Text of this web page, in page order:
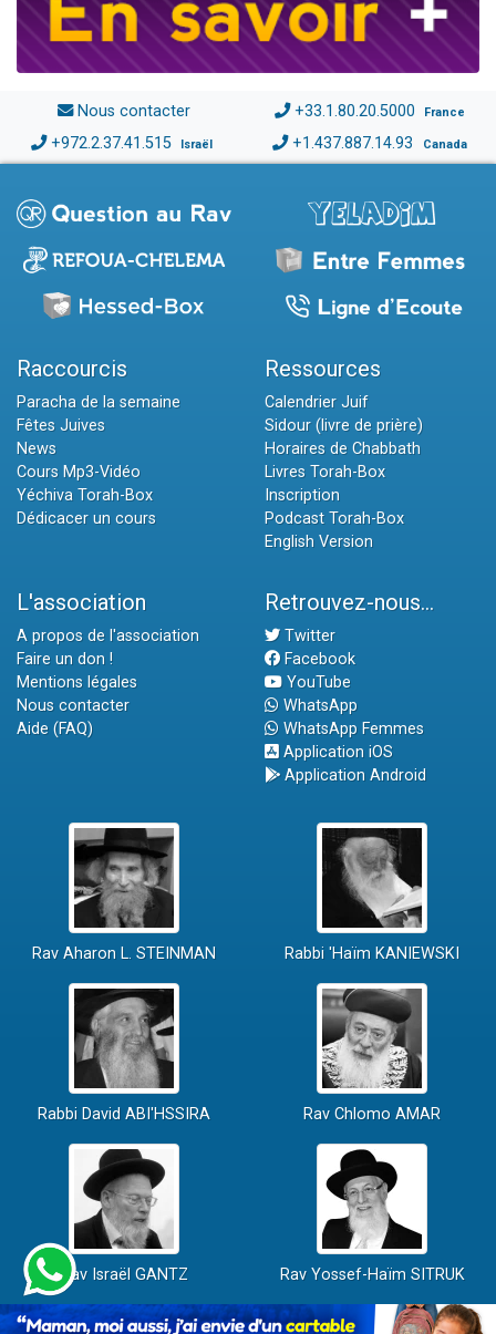
Nous contacter +33.1.80.20.5000 France
+972.2.37.41.515 Israël +1.437.887.14.93 Canada
Raccourcis
Paracha de la semaine
Fêtes Juives
News
Cours Mp3-Vidéo
Yéchiva Torah-Box
Dédicacer un cours
Ressources
Calendrier Juif
Sidour (livre de prière)
Horaires de Chabbath
Livres Torah-Box
Inscription
Podcast Torah-Box
English Version
L'association
A propos de l'association
Faire un don !
Mentions légales
Nous contacter
Aide (FAQ)
Retrouvez-nous...
Twitter
Facebook
YouTube
WhatsApp
WhatsApp Femmes
Application iOS
Application Android
Rav Aharon L. STEINMAN Rabbi 'Haïm KANIEWSKI
Rabbi David ABI'HSSIRA Rav Chlomo AMAR
Rav Israël GANTZ Rav Yossef-Haïm SITRUK